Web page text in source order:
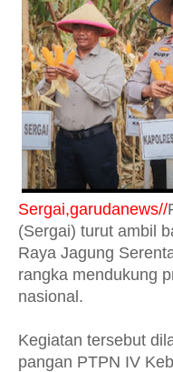
Sergai,garudanews//
(Sergai) turut ambil
Raya Jagung
rangka mendukung
nasional.
Kegiatan tersebut
pangan PTPN IV